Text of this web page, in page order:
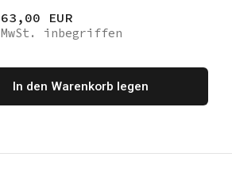
63,00 EUR
MwSt. inbegriffen
In den Warenkorb legen